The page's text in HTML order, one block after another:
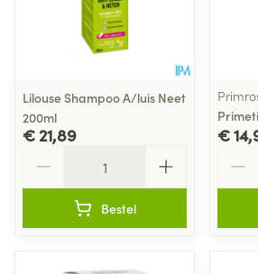
Lilouse Shampoo A/luis Neet
200ml
€ 21,89
Bestel
€